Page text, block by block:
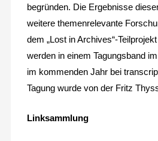
begründen. Die Ergebnisse
weitere themenrelevante
dem „Lost in Archives“-
werden in einem Tagungsband
im kommenden Jahr bei
Tagung wurde von der Fritz
Linksammlung